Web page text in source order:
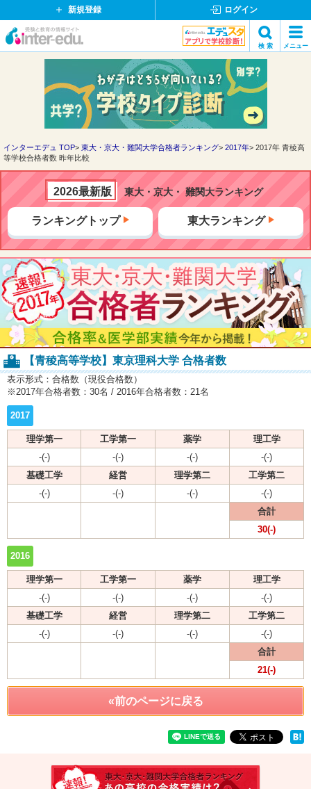
新規登録 ログイン
イ
ド
ッ
ト
検 索 メニュー
検索
インターエデュ TOP 東大・京大・難関大学合格者ランキング 2017年
2017年 青稜高
等学校合格者数 昨年比較
2026最新版 東大・京大・ 難関大ランキング
ランキングトップ 東大ランキング
【青稜高等学校】東京理科大学 合格者数
表示形式：合格数（現役合格数）
※2017年合格者数：30名 / 2016年合格者数：21名
2017
理学第一 工学第一 薬学
理工学
-(-)
-(-) -(-)
-(-)
基礎工学
経営 理学第二
工学第二
-(-)
-(-) -(-)
-(-)
合計
30(-)
2016
理学第一 工学第一 薬学
理工学
-(-)
-(-) -(-)
-(-)
基礎工学
経営 理学第二
工学第二
-(-)
-(-) -(-)
-(-)
合計
21(-)
«前のページに戻る